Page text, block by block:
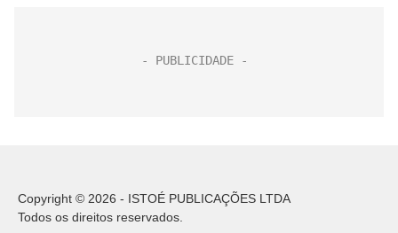
Copyright © 2026 - ISTOÉ PUBLICAÇÕES LTDA
Todos os direitos reservados.